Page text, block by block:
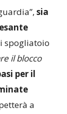
il blocco
per il